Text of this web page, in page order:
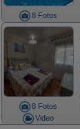
8 Fotos
8 Fotos
Video